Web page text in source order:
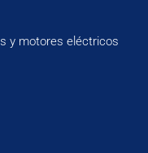
y motores eléctricos